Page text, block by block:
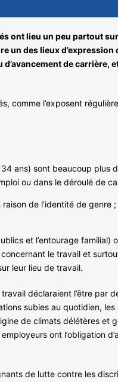
ont lieu un peu partout
un des lieux
de carrière,
l’exposent
ans) sont beaucoup plus
ou dans le déroulé de
de l’identité de genre
et l’entourage familial)
le travail et
leur lieu de travail.
déclaraient l’être par
subies au quotidien,
de climats délétères et
ont l’obligation
de lutte contre les